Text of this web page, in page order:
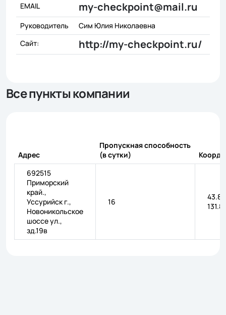
EMAIL my-checkpoint@mail.ru
Руководитель
Сим Юлия Николаевна
Сайт:
http://my-checkpoint.ru/
Все пункты компании
Адрес
Пропускная способность
(в сутки)
692515
Приморский
край.,
Уссурийск г.,
Новоникольское
шоссе ул.,
зд.19в
16